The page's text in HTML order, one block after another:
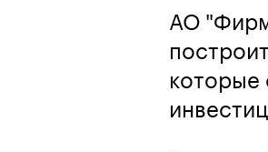
АО
которые